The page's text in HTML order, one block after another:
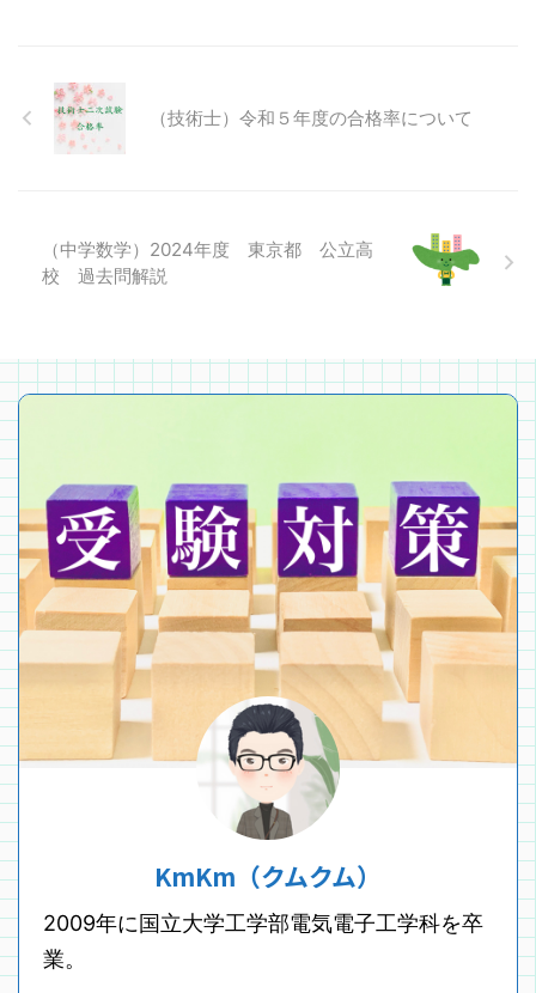
（技術士）令和５年度の合格率について
（中学数学）2024年度 東京都 公立高
校 過去問解説
KmKm（クムクム）
2009年に国立大学工学部電気電子工学科を卒
業。